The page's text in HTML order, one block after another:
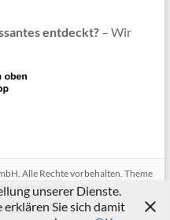
entdeckt?– Wir
. Alle Rechte vorbehalten. Theme
von:WordPress .
Impressum
unserer Dienste.
Sie sich damit